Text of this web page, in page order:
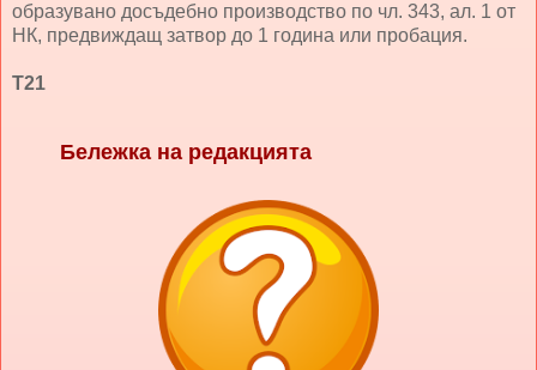
образувано досъдебно производство по чл. 343, ал. 1 от
НК, предвиждащ затвор до 1 година или пробация.
Т21
Бележка на редакцията